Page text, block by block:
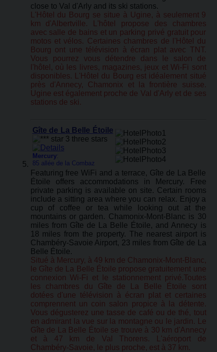
close to Val d'Arly and its ski stations.
L'Hôtel du Bourg se situe à Ugine, à seulement 9
km d'Albertville. L'hôtel propose des chambres
avec salle de bains et un parking privé gratuit pour
motos et vélos. Certaines chambres de l'Hôtel du
Bourg ont une télévision à écran plat avec TNT.
Vous pourrez vous détendre dans le salon de
l'hôtel, où les livres, magazines, jeux et Wi-Fi sont
disponibles. L'Hôtel du Bourg est idéalement situé
près d'Annecy, Chamonix et la frontière suisse.
Ugine est également proche de Val d'Arly et de ses
stations de ski.
Gîte de La Belle Étoile
Mercury:
85 allée de la Combaz
Featuring free WiFi and a terrace, Gîte de La Belle
Étoile offers accommodations in Mercury. Free
private parking is available on site. Certain rooms
include a sitting area where you can relax. Enjoy a
cup of coffee or tea while looking out at the
mountains or garden. Chamonix-Mont-Blanc is 30
miles from Gîte de La Belle Étoile, and Annecy is
18 miles from the property. The nearest airport is
Chambéry-Savoie Airport, 23 miles from Gîte de La
Belle Étoile.
Situé à Mercury, à 49 km de Chamonix-Mont-Blanc,
le Gîte de La Belle Étoile propose gratuitement une
connexion Wi-Fi et le stationnement privé.Toutes
les chambres du Gîte de La Belle Étoile sont
dotées d'une télévision à écran plat et certaines
comprennent un coin salon propice à la détente.
Vous dégusterez une tasse de café ou de thé, tout
en admirant la vue sur la montagne ou le jardin. Le
Gîte de La Belle Étoile se trouve à 30 km d'Annecy
et à 47 km de Val Thorens. L'aéroport de
Chambéry-Savoie, le plus proche, est à 37 km.